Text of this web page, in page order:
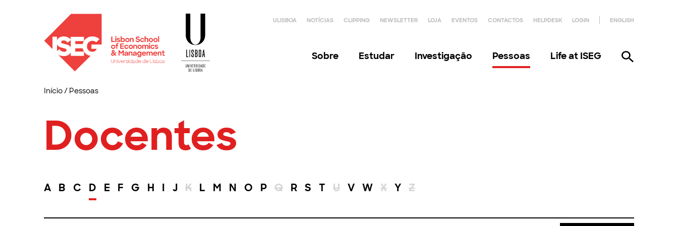
ULISBOA NOTÍCIAS CLIPPING NEWSLETTER LOJA EVENTOS CONTACTOS HELPDESK LOGIN ENGLISH
Sobre Estudar Investigação Pessoas Life at ISEG
Início/ Pessoas
Docentes
A B C D E F G H I J K L M N O P Q R S T U V W X Y Z